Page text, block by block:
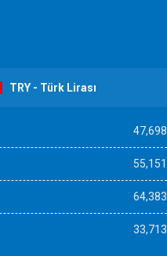
TRY - Türk Lirası
47,698
55,151
64,383
33,713